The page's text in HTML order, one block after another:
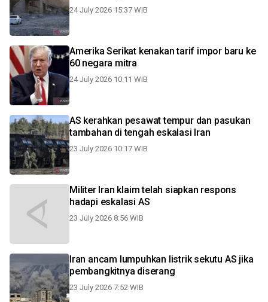
24 July 2026 15:37 WIB
Amerika Serikat kenakan tarif impor baru ke
60 negara mitra
24 July 2026 10:11 WIB
AS kerahkan pesawat tempur dan pasukan
tambahan di tengah eskalasi Iran
23 July 2026 10:17 WIB
Militer Iran klaim telah siapkan respons
hadapi eskalasi AS
23 July 2026 8:56 WIB
Iran ancam lumpuhkan listrik sekutu AS jika
pembangkitnya diserang
23 July 2026 7:52 WIB